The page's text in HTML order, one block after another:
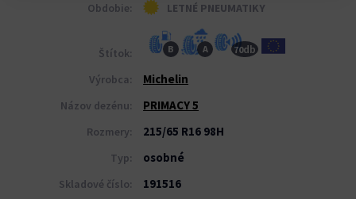
Obdobie: LETNÉ PNEUMATIKY
Štítok: B A 70db
Výrobca: Michelin
Názov dezénu: PRIMACY 5
Rozmery: 215/65 R16 98H
Typ: osobné
Skladové číslo: 191516